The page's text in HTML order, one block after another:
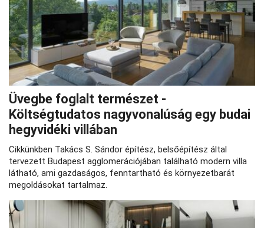
Üvegbe foglalt természet -
Költségtudatos nagyvonalúság egy budai
hegyvidéki villában
Cikkünkben Takács S. Sándor építész, belsőépítész által
tervezett Budapest agglomerációjában található modern villa
látható, ami gazdaságos, fenntartható és környezetbarát
megoldásokat tartalmaz.